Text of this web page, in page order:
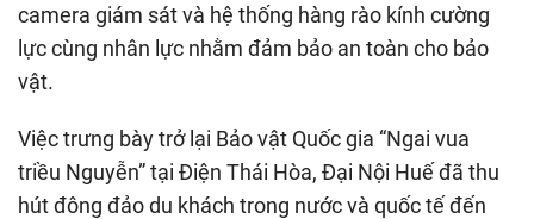
camera giám sát và hệ thống hàng rào kính cường
lực cùng nhân lực nhằm đảm bảo an toàn cho bảo
vật.
Việc trưng bày trở lại Bảo vật Quốc gia “Ngai vua
triều Nguyễn” tại Điện Thái Hòa, Đại Nội Huế đã thu
hút đông đảo du khách trong nước và quốc tế đến